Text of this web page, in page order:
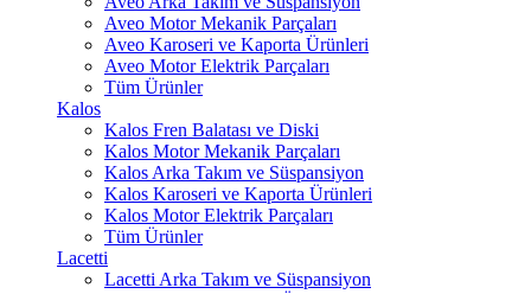
Aveo Motor Mekanik Parçaları
Aveo Karoseri ve Kaporta Ürünleri
Aveo Motor Elektrik Parçaları
Tüm Ürünler
Kalos
Kalos Fren Balatası ve Diski
Kalos Motor Mekanik Parçaları
Kalos Arka Takım ve Süspansiyon
Kalos Karoseri ve Kaporta Ürünleri
Kalos Motor Elektrik Parçaları
Tüm Ürünler
Lacetti
Lacetti Arka Takım ve Süspansiyon